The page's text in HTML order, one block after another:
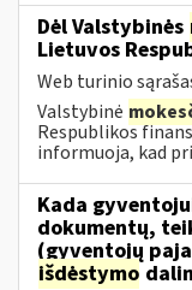
Dėl Valstybinės
Lietuvos
Web turinio
Valstybinė
Respublikos
informuoja, kad
Kada
dokumentų,
(gyventojų
išdėstymo